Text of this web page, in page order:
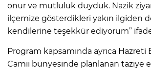
onur ve mutluluk duyduk. Nazik
ilçemize gösterdikleri yakın ilgiden
kendilerine teşekkür ediyorum”
Program kapsamında ayrıca Hazreti
Camii bünyesinde planlanan taziye